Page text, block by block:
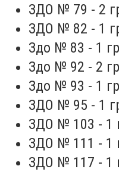
ЗДО № 79 - 2
ЗДО № 82 - 1
Здо № 83 - 1
Здо № 92 - 2
Здо № 93 - 1
ЗДО № 95 - 1
ЗДО № 103 - 1
ЗДО № 111 - 1
ЗДО № 117 - 1